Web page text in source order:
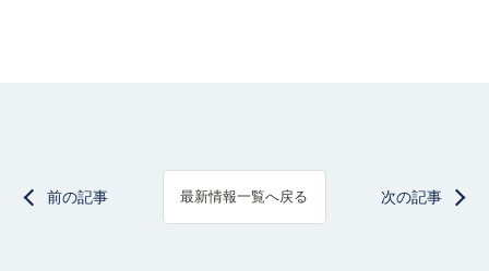
前の記事 最新情報一覧へ戻る 次の記事